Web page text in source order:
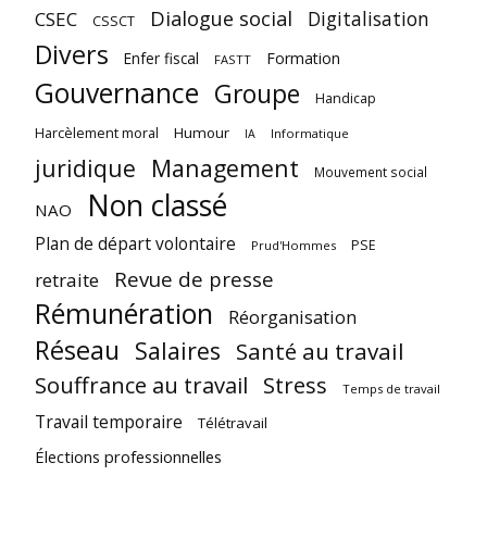
CSEC CSSCT Dialogue social Digitalisation
Divers Enfer fiscal FASTT Formation
Gouvernance Groupe Handicap
Harcèlement moral Humour IA Informatique
juridique Management Mouvement social
NAO Non classé
Plan de départ volontaire Prud'Hommes PSE
retraite Revue de presse
Rémunération Réorganisation
Réseau Salaires Santé au travail
Souffrance au travail Stress Temps de travail
Travail temporaire Télétravail
Élections professionnelles